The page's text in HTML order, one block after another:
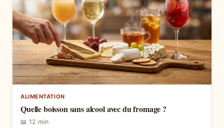
ALIMENTATION
Quelle boisson sans alcool avec du fromage ?
📖 12 min